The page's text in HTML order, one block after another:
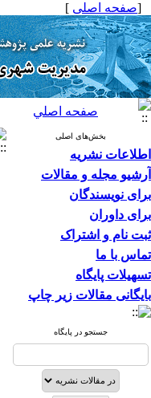
[صفحه اصلی ]
صفحه اصلي
بخش‌های اصلی
اطلاعات نشریه
آرشیو مجله و مقالات
برای نویسندگان
برای داوران
ثبت نام و اشتراک
تماس با ما
تسهیلات پایگاه
بایگانی مقالات زیر چاپ
جستجو در پایگاه